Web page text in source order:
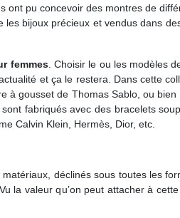
ont pu concevoir des montres de
bijoux précieux et vendus dans
femmes. Choisir le ou les modèles
et ça le restera. Dans cette
gousset de Thomas Sablo, ou
fabriqués avec des bracelets
Calvin Klein, Hermès, Dior, etc.
déclinés sous toutes les
la valeur qu’on peut attacher à